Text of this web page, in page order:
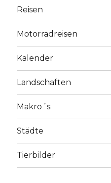
Reisen
Motorradreisen
Kalender
Landschaften
Makro´s
Städte
Tierbilder